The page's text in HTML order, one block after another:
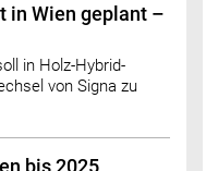
in Wien geplant –
in Holz-Hybrid-
von Signa zu
bis 2025